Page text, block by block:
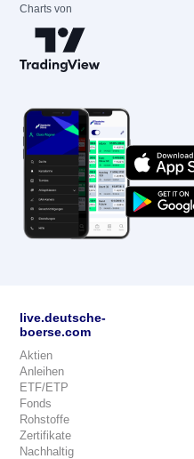
Charts von
live.deutsche-
boerse.com
Aktien
Anleihen
ETF/ETP
Fonds
Rohstoffe
Zertifikate
Nachhaltig